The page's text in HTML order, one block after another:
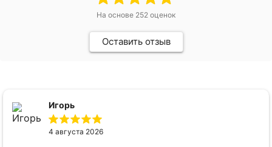
На основе 252 оценок
Оставить отзыв
Игорь
4 августа 2026